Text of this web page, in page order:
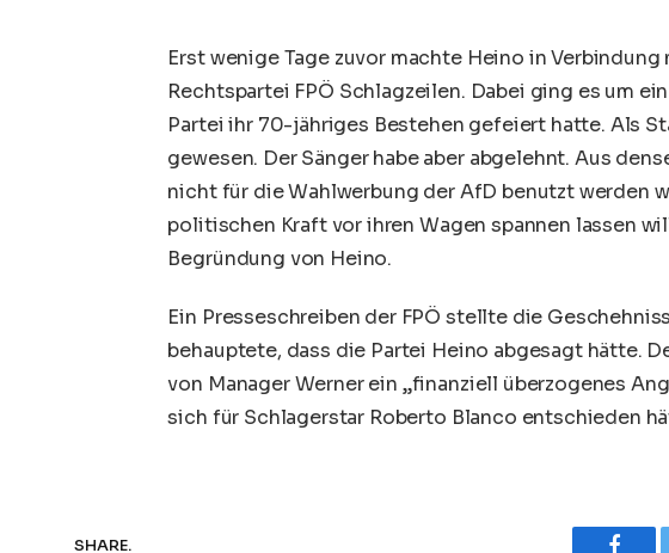
Erst wenige Tage zuvor machte Heino in
Rechtspartei FPÖ Schlagzeilen. Dabei ging es um
Partei ihr 70-jähriges Bestehen gefeiert hatte. Als
gewesen. Der Sänger habe aber abgelehnt. Aus
nicht für die Wahlwerbung der AfD benutzt werden
politischen Kraft vor ihren Wagen spannen lassen
Begründung von Heino.
Ein Presseschreiben der FPÖ stellte die
behauptete, dass die Partei Heino abgesagt hätte.
von Manager Werner ein „finanziell überzogenes
sich für Schlagerstar Roberto Blanco entschieden
SHARE.